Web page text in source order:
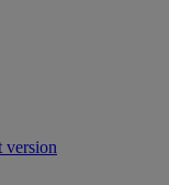
version